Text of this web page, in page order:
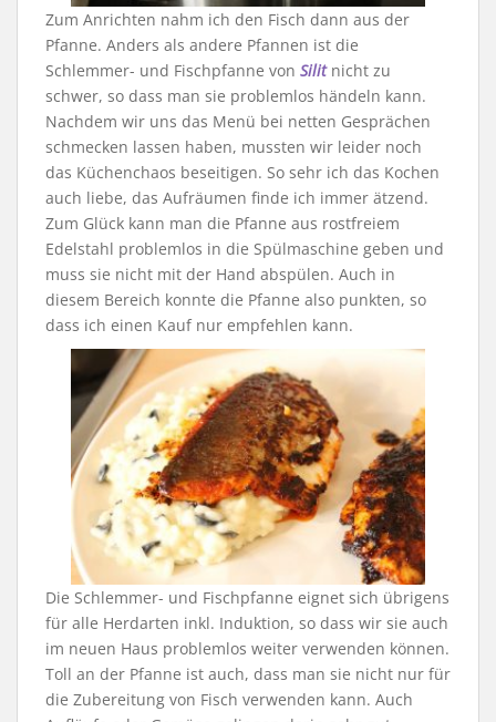
Zum Anrichten nahm ich den Fisch dann aus der
Pfanne. Anders als andere Pfannen ist die
Schlemmer- und Fischpfanne von Silitnicht zu
schwer, so dass man sie problemlos händeln kann.
Nachdem wir uns das Menü bei netten Gesprächen
schmecken lassen haben, mussten wir leider noch
das Küchenchaos beseitigen. So sehr ich das Kochen
auch liebe, das Aufräumen finde ich immer ätzend.
Zum Glück kann man die Pfanne aus rostfreiem
Edelstahl problemlos in die Spülmaschine geben und
muss sie nicht mit der Hand abspülen. Auch in
diesem Bereich konnte die Pfanne also punkten, so
dass ich einen Kauf nur empfehlen kann.
Die Schlemmer- und Fischpfanne eignet sich übrigens
für alle Herdarten inkl. Induktion, so dass wir sie auch
im neuen Haus problemlos weiter verwenden können.
Toll an der Pfanne ist auch, dass man sie nicht nur für
die Zubereitung von Fisch verwenden kann. Auch